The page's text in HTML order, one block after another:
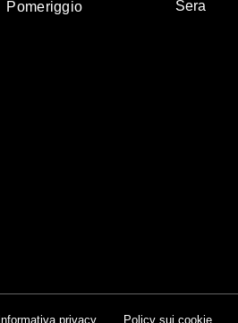
Pomeriggio Sera
Informativa privacy Policy sui cookie